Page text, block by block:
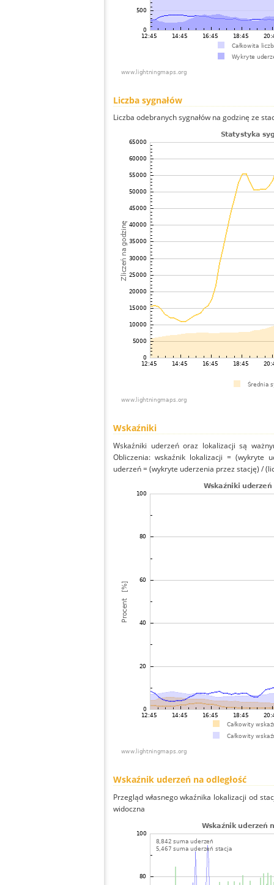
Liczba sygnałów
Liczba odebranych sygnałów na godzinę ze
Wskaźniki
Wskaźniki uderzeń oraz lokalizacji są
Obliczenia: wskaźnik lokalizacji = (wykryte
uderzeń = (wykryte uderzenia przez stację) /
Wskaźnik uderzeń na odległość
Przegląd własnego wkaźnika lokalizacji od
widoczna